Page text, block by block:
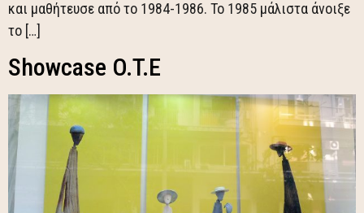
και μαθήτευσε από το 1984-1986. Το 1985 μάλιστα άνοιξε
το […]
Showcase O.T.E